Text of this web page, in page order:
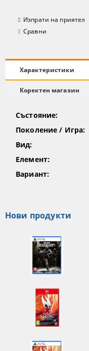
Изпрати на приятел
Сравни
Характеристики
Коректен магазин
Състояние:
Поколение / Игра:
Вид:
Елемент:
Вариант:
Нови продукти